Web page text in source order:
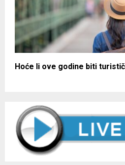
Hoće li ove godine biti